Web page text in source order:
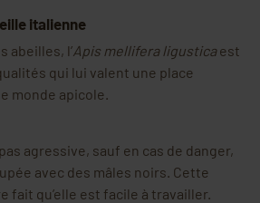
italienne
abeilles, l’Apis mellifera ligusticaest
qui lui valent une place
monde apicole.
agressive, sauf en cas de danger,
avec des mâles noirs. Cette
fait qu’elle est facile à travailler.